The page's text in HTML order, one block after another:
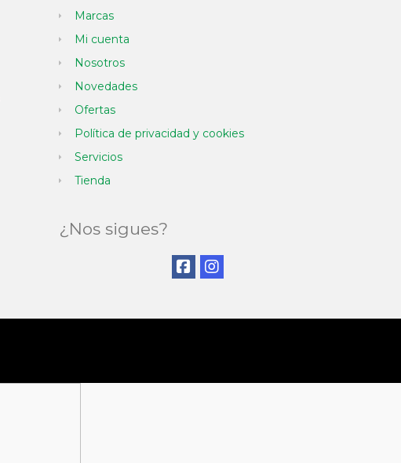
Marcas
Mi cuenta
Nosotros
Novedades
Ofertas
Política de privacidad y cookies
Servicios
Tienda
¿Nos sigues?